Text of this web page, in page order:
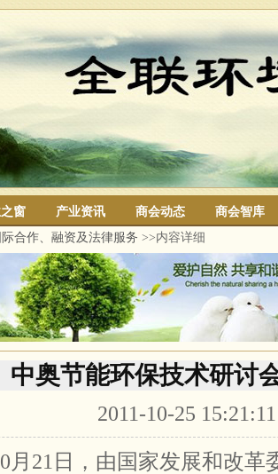
窗 产业资讯 商会动态
商会智库
际合作、融资及法律服务 >>内容详细
中奥节能环保技术研讨
2011-10-25
月21日，由国家发展和改